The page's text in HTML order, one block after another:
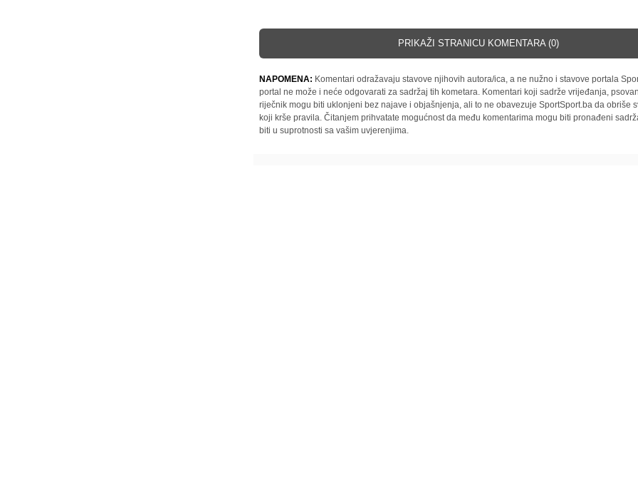
PRIKAŽI STRANICU KOMENTARA (0)
NAPOMENA: Komentari odražavaju stavove njihovih autora/ica, a ne nužno i stavove portala
portal ne može i neće odgovarati za sadržaj tih kometara. Komentari koji sadrže vrijeđanja,
riječnik mogu biti uklonjeni bez najave i objašnjenja, ali to ne obavezuje SportSport.ba da obriše
koji krše pravila. Čitanjem prihvatate mogućnost da među komentarima mogu biti pronađeni
biti u suprotnosti sa vašim uvjerenjima.